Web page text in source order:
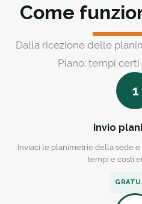
Come
Dalla ricezione delle
Piano: tempi
1
Invio
Inviaci le planimetrie della sede e
tempi e costi